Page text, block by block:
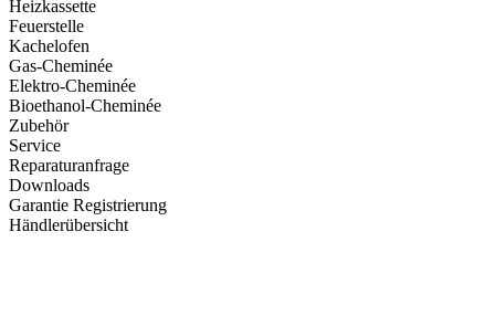
Heizkassette
Feuerstelle
Kachelofen
Gas-Cheminée
Elektro-Cheminée
Bioethanol-Cheminée
Zubehör
Service
Reparaturanfrage
Downloads
Garantie Registrierung
Händlerübersicht